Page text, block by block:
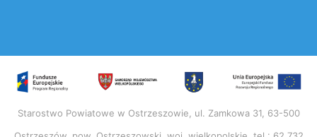
Starostwo Powiatowe w Ostrzeszowie, ul. Zamkowa 31, 63-500